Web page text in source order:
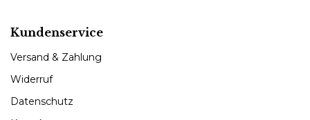
Kundenservice
Versand & Zahlung
Widerruf
Datenschutz